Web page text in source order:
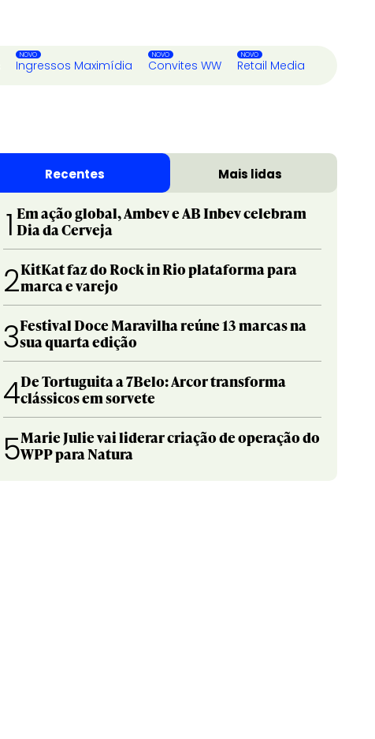
Ingressos Maximídia Convites WW Retail Media
Recentes Mais lidas
1 Em ação global, Ambev e AB Inbev celebram
Dia da Cerveja
2KitKat faz do Rock in Rio plataforma para
marca e varejo
3Festival Doce Maravilha reúne 13 marcas na
sua quarta edição
4De Tortuguita a 7Belo: Arcor transforma
clássicos em sorvete
5Marie Julie vai liderar criação de operação do
WPP para Natura